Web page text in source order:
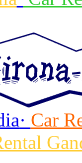
· Car